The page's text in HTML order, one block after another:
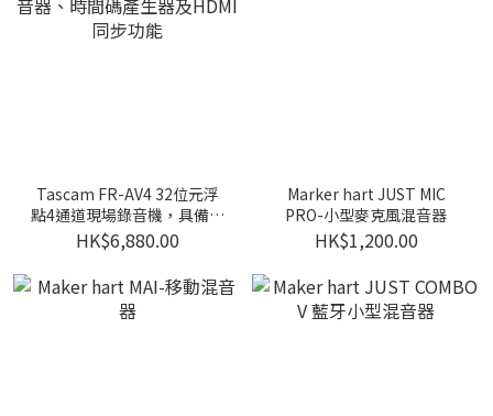
Tascam FR-AV4 32位元浮
點4通道現場錄音機，具備混
音器、時間碼產生器及HDMI
同步功能
HK$6,880.00
Marker hart JUST MIC
PRO-小型麥克風混音器
HK$1,200.00